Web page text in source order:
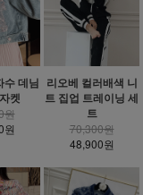
수 데님
켓
원
원
리오베 컬러배색 니
트 집업 트레이닝 세
트
70,300원
48,900원